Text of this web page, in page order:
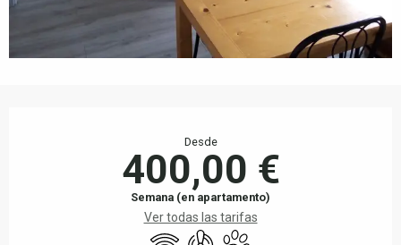
Desde
400,00 €
Semana (en apartamento)
Ver todas las tarifas
Wifi Aire Acondicionado
Se aceptan animales